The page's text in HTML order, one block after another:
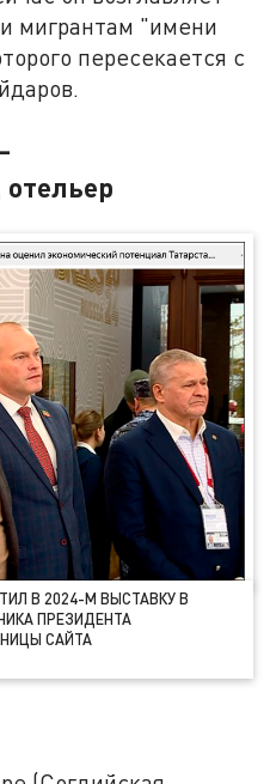
мигрантам "имени
пересекается с
В 2024-М ВЫСТАВКУ В
ПРЕЗИДЕНТА
САЙТА